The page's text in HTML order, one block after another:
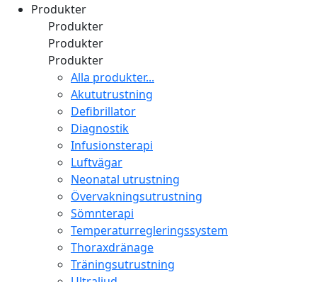
Produkter
Produkter
Produkter
Produkter
Alla produkter...
Akututrustning
Defibrillator
Diagnostik
Infusionsterapi
Luftvägar
Neonatal utrustning
Övervakningsutrustning
Sömnterapi
Temperaturregleringssystem
Thoraxdränage
Träningsutrustning